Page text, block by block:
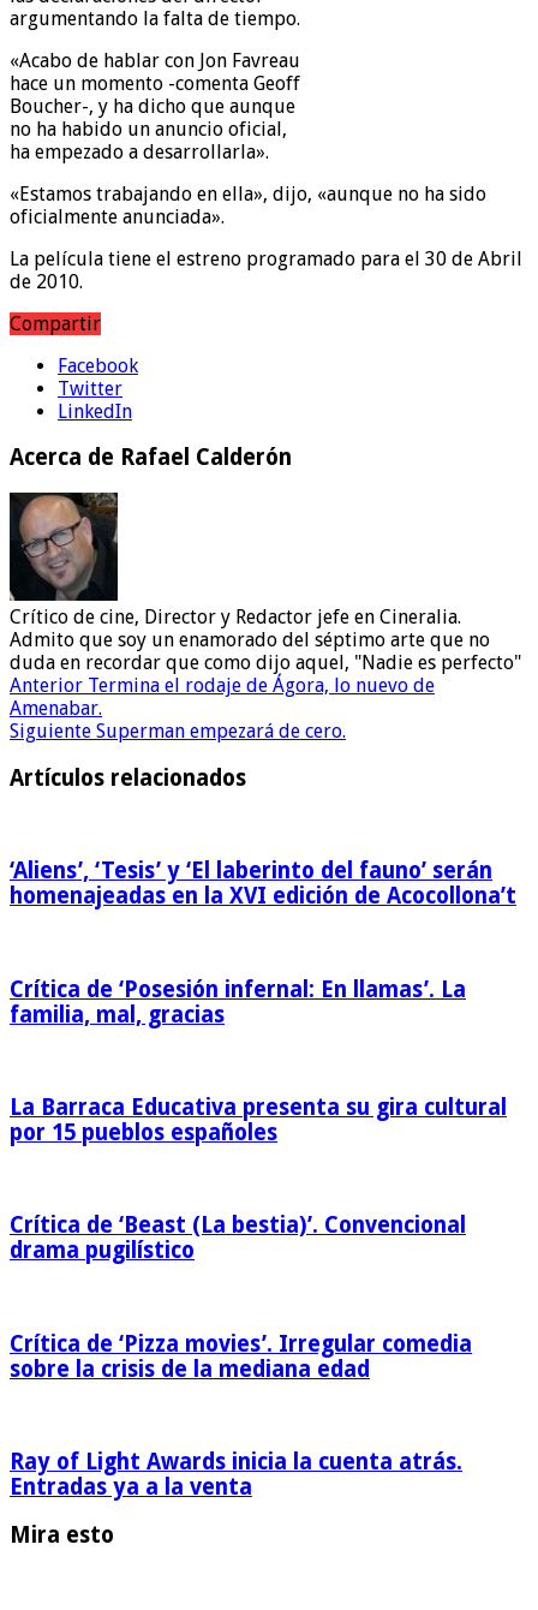
argumentando la falta de tiempo.
«Acabo de hablar con Jon Favreau
hace un momento -comenta Geoff
Boucher-, y ha dicho que aunque
no ha habido un anuncio oficial,
ha empezado a desarrollarla».
«Estamos trabajando en ella», dijo, «aunque no ha sido
oficialmente anunciada».
La película tiene el estreno programado para el 30 de Abril
de 2010.
Compartir
Facebook
Twitter
LinkedIn
Acerca de Rafael Calderón
Crítico de cine, Director y Redactor jefe en Cineralia.
Admito que soy un enamorado del séptimo arte que no
duda en recordar que como dijo aquel, "Nadie es perfecto"
Anterior Termina el rodaje de Ágora, lo nuevo de
Amenabar.
Siguiente Superman empezará de cero.
Artículos relacionados
‘Aliens’, ‘Tesis’ y ‘El laberinto del fauno’ serán
homenajeadas en la XVI edición de Acocollona’t
Crítica de ‘Posesión infernal: En llamas’. La
familia, mal, gracias
La Barraca Educativa presenta su gira cultural
por 15 pueblos españoles
Crítica de ‘Beast (La bestia)’. Convencional
drama pugilístico
Crítica de ‘Pizza movies’. Irregular comedia
sobre la crisis de la mediana edad
Ray of Light Awards inicia la cuenta atrás.
Entradas ya a la venta
Mira esto